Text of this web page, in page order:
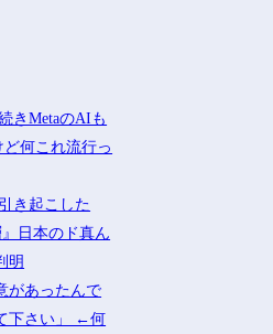
きMetaのAIも
何これ流行っ
き起こした
』日本のド真ん
明
があったんで
下さい」 ←何